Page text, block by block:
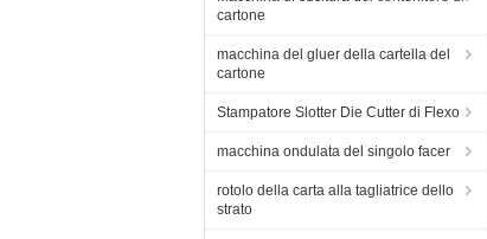
cartone
macchina del gluer della cartella del
cartone
Stampatore Slotter Die Cutter di Flexo
macchina ondulata del singolo facer
rotolo della carta alla tagliatrice dello
strato